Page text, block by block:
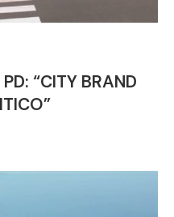
“CITY BRAND